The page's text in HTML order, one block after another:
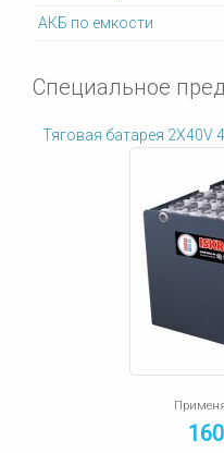
АКБ по емкости
Специальное
Тяговая батарея 2X40V